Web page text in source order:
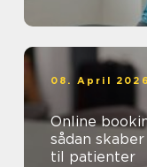
08. April 2026
Online
sådan
til patienter